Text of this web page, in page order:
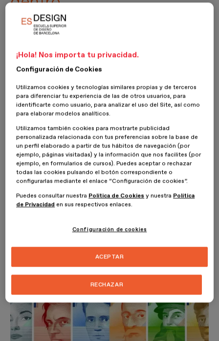
información relacionada con noticias de
la escuela. Echa un vistazo al talento de
nuestr@s alumn@s y profesorado,
descubre eventos, accede a conferencias
de profesionales del sector y conoce lo
que piensan de nosotros a través de las
opiniones.
Noticias destacadas
¡Hola! Nos importa tu privacidad.
Configuración de Cookies
Utilizamos cookies y tecnologías similares propias y de terceros
para diferenciar tu experiencia de las de otros usuarios, para
identificarte como usuario, para analizar el uso del Site, así como
para elaborar modelos analíticos.
Utilizamos también cookies para mostrarte publicidad
personalizada relacionada con tus preferencias sobre la base de
un perfil elaborado a partir de tus hábitos de navegación (por
ejemplo, páginas visitadas) y la información que nos facilites (por
ejemplo, en formularios de cursos). Puedes aceptar o rechazar
todas las cookies pulsando el botón correspondiente o
configurarlas mediante el enlace “Configuración de cookies”.
Puedes consultar nuestra Política de Cookies y nuestra Política
de Privacidad en sus respectivos enlaces.
Configuración de cookies
RECHAZAR
ACEPTAR